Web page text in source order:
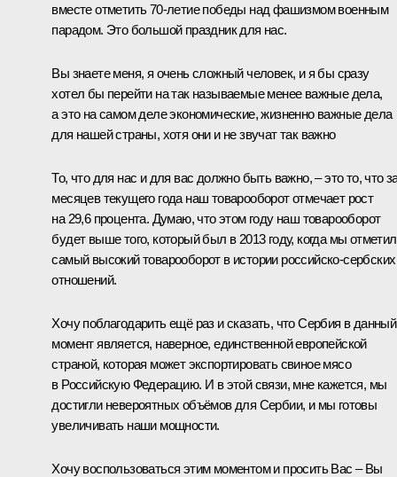
вместе отметить 70-летие победы над фашизмом военным
парадом. Это большой праздник для нас.
Вы знаете меня, я очень сложный человек, и я бы сразу
хотел бы перейти на так называемые менее важные дела,
а это на самом деле экономические, жизненно важные дела
для нашей страны, хотя они и не звучат так важно
То, что для нас и для вас должно быть важно, – это то, что
месяцев текущего года наш товарооборот отмечает рост
на 29,6 процента. Думаю, что этом году наш товарооборот
будет выше того, который был в 2013 году, когда мы
самый высокий товарооборот в истории российско-сербских
отношений.
Хочу поблагодарить ещё раз и сказать, что Сербия в данный
момент является, наверное, единственной европейской
страной, которая может экспортировать свиное мясо
в Российскую Федерацию. И в этой связи, мне кажется, мы
достигли невероятных объёмов для Сербии, и мы готовы
увеличивать наши мощности.
Хочу воспользоваться этим моментом и просить Вас – Вы